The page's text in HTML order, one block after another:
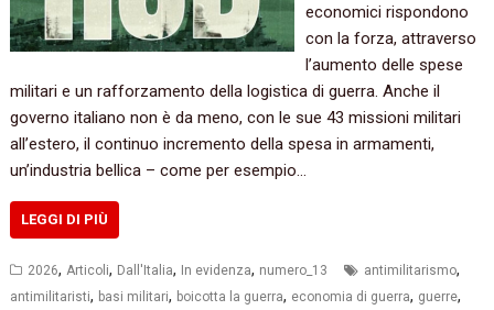
economici rispondono
con la forza, attraverso
l’aumento delle spese
militari e un rafforzamento della logistica di guerra. Anche il
governo italiano non è da meno, con le sue 43 missioni militari
all’estero, il continuo incremento della spesa in armamenti,
un’industria bellica – come per esempio…
LEGGI DI PIÙ
2026, Articoli, Dall'Italia, In evidenza, numero_13 antimilitarismo,
antimilitaristi, basi militari, boicotta la guerra, economia di guerra, guerre,